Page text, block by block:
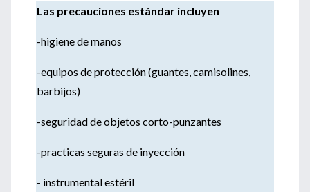
Las precauciones estándar incluyen
-higiene de manos
-equipos de protección (guantes, camisolines,
barbijos)
-seguridad de objetos corto-punzantes
-practicas seguras de inyección
- instrumental estéril